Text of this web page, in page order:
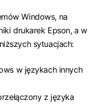
Windows, na
drukarek Epson, a w
sytuacjach:
w językach innych
z języka